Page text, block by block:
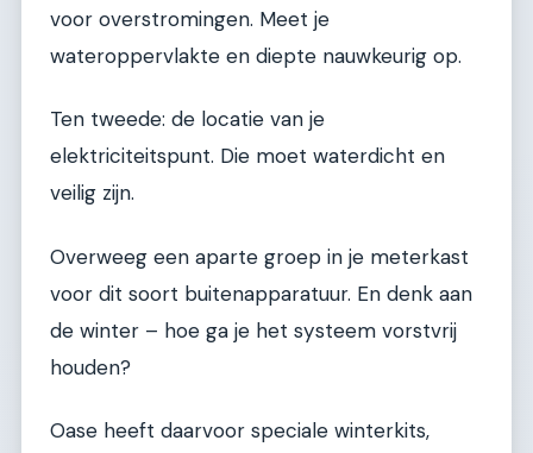
voor overstromingen. Meet je
wateroppervlakte en diepte nauwkeurig op.
Ten tweede: de locatie van je
elektriciteitspunt. Die moet waterdicht en
veilig zijn.
Overweeg een aparte groep in je meterkast
voor dit soort buitenapparatuur. En denk aan
de winter – hoe ga je het systeem vorstvrij
houden?
Oase heeft daarvoor speciale winterkits,